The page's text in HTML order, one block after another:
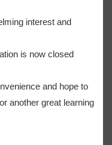
interest and
is now closed
and hope to
another great learning